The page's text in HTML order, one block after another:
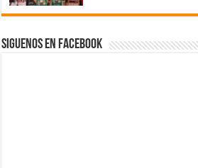
Siguenos en Facebook